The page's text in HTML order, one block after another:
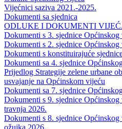
Vijećnici saziva 2021.-2025.
Dokumenti sa sjednica
ODLUKE I DOKUMENTI
Dokumenti s 3. sjednice
Dokumenti s 2. sjednice
Dokumenti s konstituirajuće
Dokumenti sa 4. sjednice
Prijedlog Strategije zelene urbane
usvajanje na Općinskom vijeću
Dokumenti sa 7. sjednice
Dokumenti s 9. sjednice
travnja 2026.
Dokumenti s 8. sjednice
ožujka 2026.